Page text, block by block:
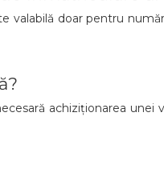
valabilă doar pentru
achiziționarea unei